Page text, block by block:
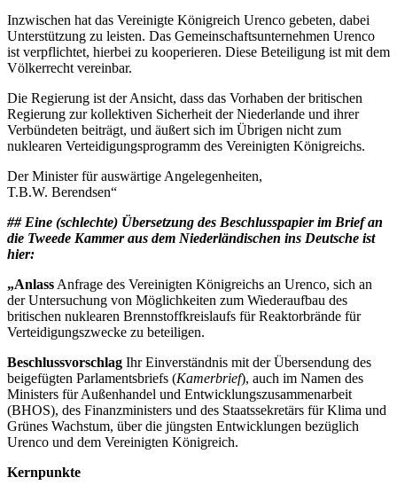
Inzwischen hat das Vereinigte Königreich Urenco gebeten, dabei
Unterstützung zu leisten. Das Gemeinschaftsunternehmen Urenco
ist verpflichtet, hierbei zu kooperieren. Diese Beteiligung ist mit dem
Völkerrecht vereinbar.
Die Regierung ist der Ansicht, dass das Vorhaben der britischen
Regierung zur kollektiven Sicherheit der Niederlande und ihrer
Verbündeten beiträgt, und äußert sich im Übrigen nicht zum
nuklearen Verteidigungsprogramm des Vereinigten Königreichs.
Der Minister für auswärtige Angelegenheiten,
T.B.W. Berendsen“
## Eine (schlechte) Übersetzung des Beschlusspapier im Brief an
die Tweede Kammer aus dem Niederländischen ins Deutsche ist
hier:
„Anlass Anfrage des Vereinigten Königreichs an Urenco, sich an
der Untersuchung von Möglichkeiten zum Wiederaufbau des
britischen nuklearen Brennstoffkreislaufs für Reaktorbrände für
Verteidigungszwecke zu beteiligen.
Beschlussvorschlag Ihr Einverständnis mit der Übersendung des
beigefügten Parlamentsbriefs (Kamerbrief), auch im Namen des
Ministers für Außenhandel und Entwicklungszusammenarbeit
(BHOS), des Finanzministers und des Staatssekretärs für Klima und
Grünes Wachstum, über die jüngsten Entwicklungen bezüglich
Urenco und dem Vereinigten Königreich.
Kernpunkte